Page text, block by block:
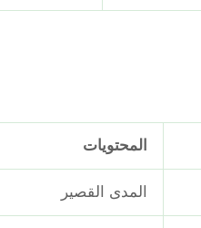
المحتويات
المدى القصير